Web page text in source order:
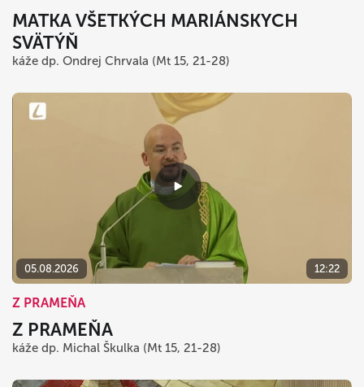
MATKA VŠETKÝCH MARIÁNSKYCH
SVÄTÝŇ
káže dp. Ondrej Chrvala (Mt 15, 21-28)
05.08.2026 12:22
Z PRAMEŇA
Z PRAMEŇA
káže dp. Michal Škulka (Mt 15, 21-28)